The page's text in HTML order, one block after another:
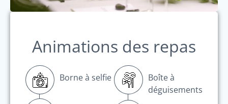
Animations des repas
Borne à selfie
Boîte à
déguisements